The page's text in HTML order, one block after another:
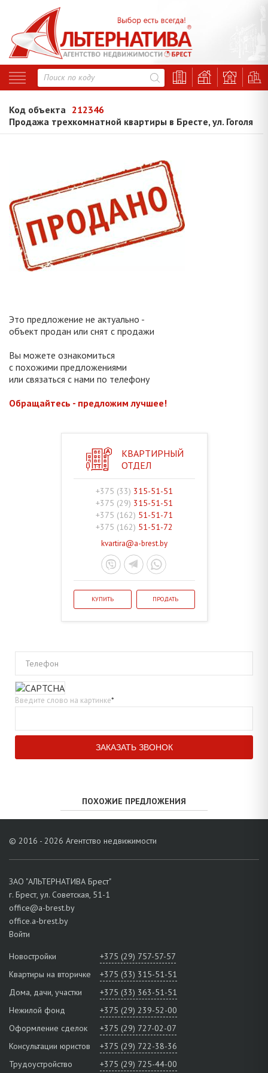
Код объекта 212346
Продажа трехкомнатной квартиры в Бресте, ул. Гоголя
Это предложение не актуально -
объект продан или снят с продажи
Вы можете ознакомиться
с похожими предложениями
или связаться с нами по телефону
Обращайтесь - предложим лучшее!
КВАРТИРНЫЙ
ОТДЕЛ
+375 (33) 315-51-51
+375 (29) 315-51-51
+375 (162) 51-51-71
+375 (162) 51-51-72
kvartira@a-brest.by
КУПИТЬ ПРОДАТЬ
Телефон
Введите слово на картинке*
ПОХОЖИЕ ПРЕДЛОЖЕНИЯ
© 2016 - 2026 Агентство недвижимости
ЗАО "АЛЬТЕРНАТИВА Брест"
г. Брест, ул. Советская, 51-1
office@a-brest.by
office.a-brest.by
Войти
Новостройки
+375 (29) 757-57-57
Квартиры на вторичке
+375 (33) 315-51-51
Дома, дачи, участки
+375 (33) 363-51-51
Нежилой фонд
+375 (29) 239-52-00
Оформление сделок
+375 (29) 727-02-07
Консультации юристов
+375 (29) 722-38-36
Трудоустройство
+375 (29) 725-44-00